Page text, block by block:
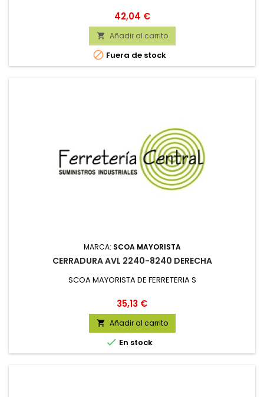
Precio
42,04 €
 Añadir al carrito
 Fuera de stock
MARCA: SCOA MAYORISTA
CERRADURA AVL 2240-8240 DERECHA
SCOA MAYORISTA DE FERRETERIA S
Precio
35,13 €
 Añadir al carrito
 En stock